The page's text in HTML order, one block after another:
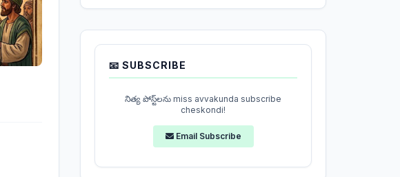
📧 SUBSCRIBE
నిత్య పోస్ట్‌లను miss avvakunda subscribe
cheskondi!
Email Subscribe